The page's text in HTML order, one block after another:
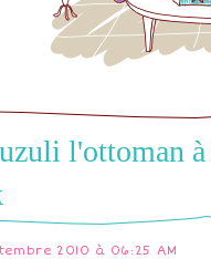
l'ottoman à
2010 à 06:25 AM